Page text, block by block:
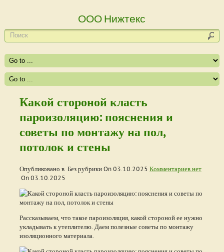
ООО Нижтекс
Какой стороной класть
пароизоляцию: пояснения и
советы по монтажу на пол,
потолок и стены
Опубликовано в Без рубрики On03.10.2025 Комментариев нет
On03.10.2025
Рассказываем, что такое пароизоляция, какой стороной ее нужно
укладывать к утеплителю. Даем полезные советы по монтажу
изоляционного материала.